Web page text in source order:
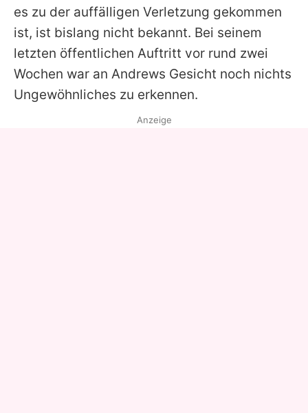
Utiq verwalten
es zu der auffälligen Verletzung gekommen
ist, ist bislang nicht bekannt. Bei seinem
letzten öffentlichen Auftritt vor rund zwei
Wochen war an Andrews Gesicht noch nichts
Ungewöhnliches zu erkennen.
Anzeige